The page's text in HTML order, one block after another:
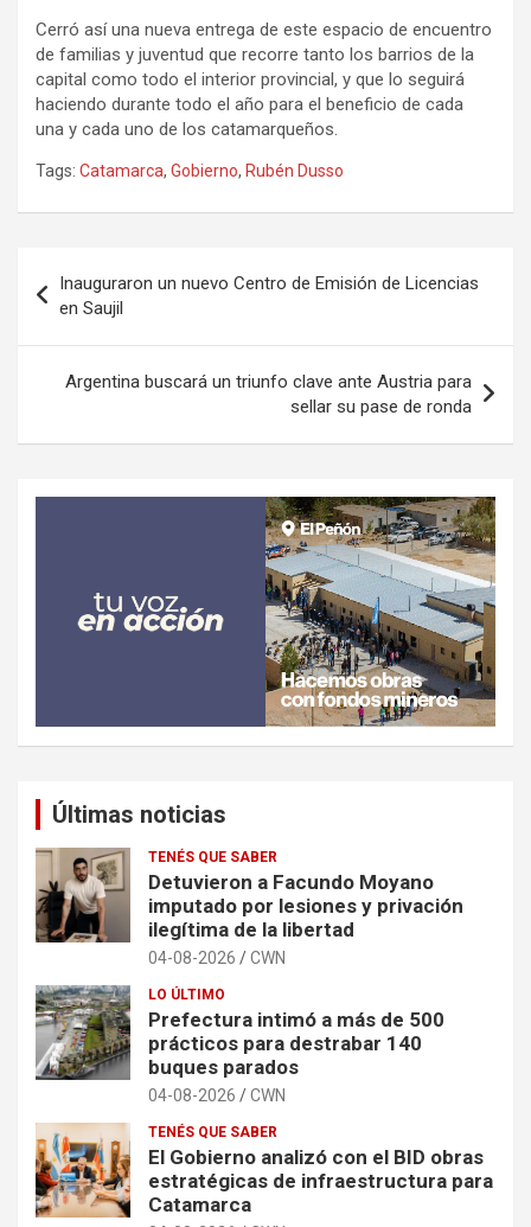
Cerró así una nueva entrega de este espacio de encuentro
de familias y juventud que recorre tanto los barrios de la
capital como todo el interior provincial, y que lo seguirá
haciendo durante todo el año para el beneficio de cada
una y cada uno de los catamarqueños.
Tags: Catamarca, Gobierno, Rubén Dusso
de
entradas
Inauguraron un nuevo Centro de Emisión de Licencias
en Saujil
Argentina buscará un triunfo clave ante Austria para
sellar su pase de ronda
Últimas noticias
TENÉS QUE SABER
Detuvieron a Facundo Moyano
imputado por lesiones y privación
ilegítima de la libertad
04-08-2026 CWN
LO ÚLTIMO
Prefectura intimó a más de 500
prácticos para destrabar 140
buques parados
04-08-2026 CWN
TENÉS QUE SABER
El Gobierno analizó con el BID obras
estratégicas de infraestructura para
Catamarca